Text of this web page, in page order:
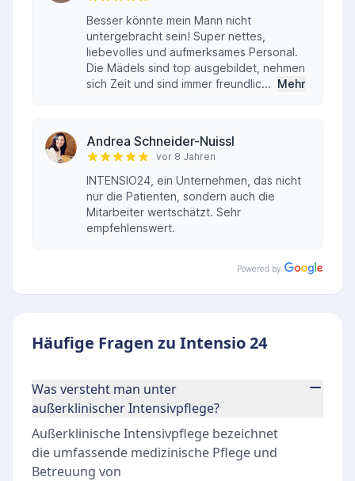
Besser könnte mein Mann nicht
untergebracht sein! Super nettes,
liebevolles und aufmerksames Personal.
Die Mädels sind top ausgebildet, nehmen
sich Zeit und sind immer freundlic... Mehr
Andrea Schneider-Nuissl
vor 8 Jahren
INTENSIO24, ein Unternehmen, das nicht
nur die Patienten, sondern auch die
Mitarbeiter wertschätzt. Sehr
empfehlenswert.
Powered by
Häufige Fragen zu Intensio 24
Was versteht man unter
außerklinischer Intensivpflege?
Außerklinische Intensivpflege bezeichnet
die umfassende medizinische Pflege und
Betreuung von